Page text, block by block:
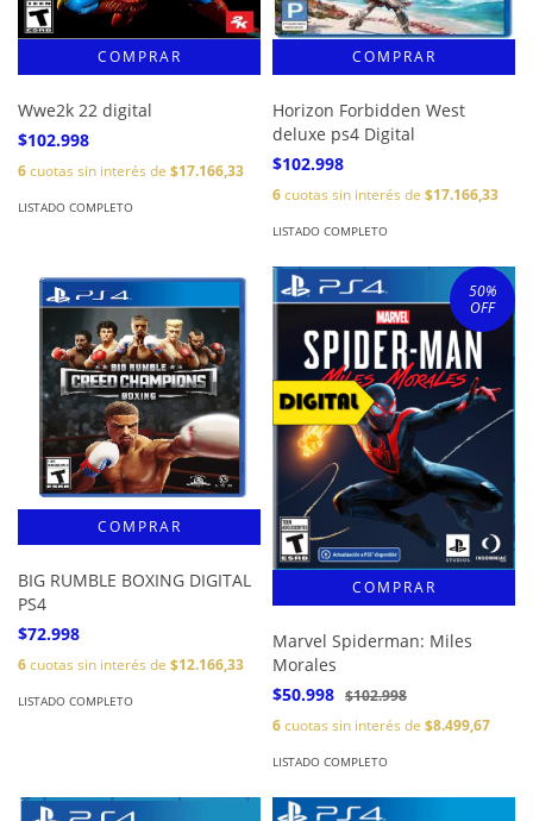
Wwe2k 22 digital
$102.998
6cuotas sin interés de $17.166,33
LISTADO COMPLETO
Horizon Forbidden West
deluxe ps4 Digital
$102.998
6cuotas sin interés de $17.166,33
LISTADO COMPLETO
BIG RUMBLE BOXING DIGITAL
PS4
$72.998
6cuotas sin interés de $12.166,33
LISTADO COMPLETO
50%
OFF
Marvel Spiderman: Miles
Morales
$50.998 $102.998
6cuotas sin interés de $8.499,67
LISTADO COMPLETO